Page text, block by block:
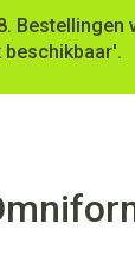
beschikbaar'.